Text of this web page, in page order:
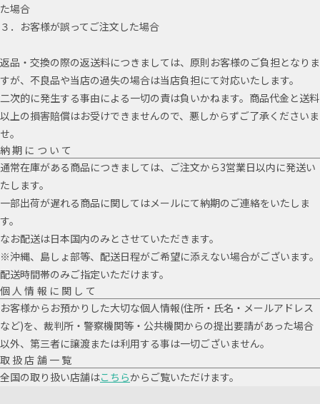
た場合
３．お客様が誤ってご注文した場合
返品・交換の際の返送料につきましては、原則お客様のご負担となりま
すが、不良品や当店の過失の場合は当店負担にて対応いたします。
二次的に発生する事由による一切の責は負いかねます。商品代金と送料
以上の損害賠償はお受けできませんので、悪しからずご了承くださいま
せ。
納期について
通常在庫がある商品につきましては、ご注文から3営業日以内に発送い
たします。
一部出荷が遅れる商品に関してはメールにて納期のご連絡をいたしま
す。
なお配送は日本国内のみとさせていただきます。
※沖縄、島しょ部等、配送日程がご希望に添えない場合がございます。
配送時間帯のみご指定いただけます。
個人情報に関して
お客様からお預かりした大切な個人情報(住所・氏名・メールアドレス
など)を、裁判所・警察機関等・公共機関からの提出要請があった場合
以外、第三者に譲渡または利用する事は一切ございません。
取扱店舗一覧
全国の取り扱い店舗はこちらからご覧いただけます。